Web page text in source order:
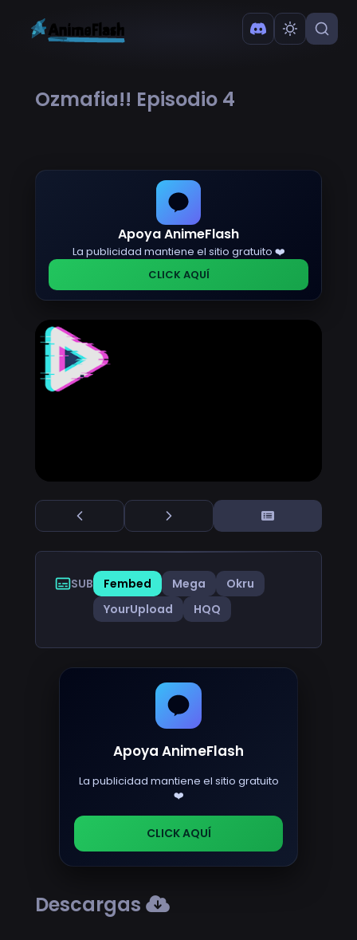
Ozmafia!! Episodio 4
Apoya AnimeFlash
La publicidad mantiene el sitio gratuito ❤️
CLICK AQUÍ
SUB Fembed Mega
Okru
YourUpload
HQQ
Apoya AnimeFlash
La publicidad mantiene el sitio gratuito
❤️
CLICK AQUÍ
Descargas